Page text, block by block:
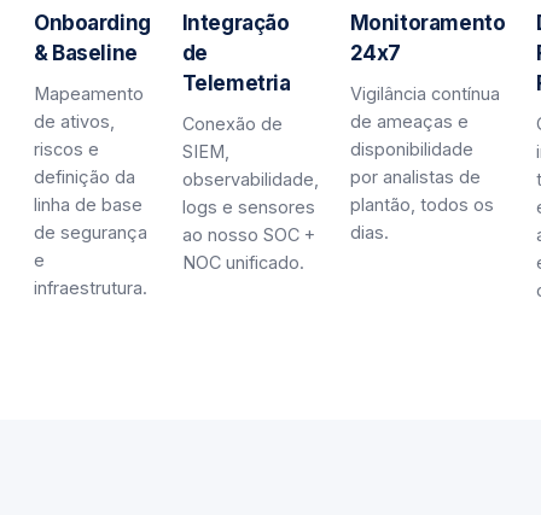
Onboarding
& Baseline
Mapeamento
de ativos,
riscos e
definição da
linha de base
de segurança
e
infraestrutura.
Integração
de
Telemetria
Conexão de
SIEM,
observabilidade,
logs e sensores
ao nosso SOC +
NOC unificado.
Monitoramento
24x7
Vigilância contínua
de ameaças e
disponibilidade
por analistas de
plantão, todos os
dias.